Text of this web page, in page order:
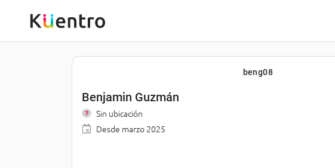
beng08
Benjamin Guzmán
Sin ubicación
Desde marzo 2025